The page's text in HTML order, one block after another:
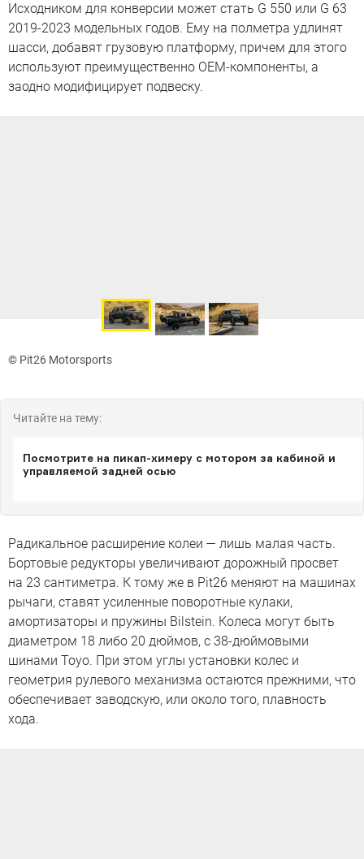
Исходником для конверсии может стать G 550 или G 63
2019-2023 модельных годов. Ему на полметра удлинят
шасси, добавят грузовую платформу, причем для этого
используют преимущественно OEM-компоненты, а
заодно модифицирует подвеску.
© Pit26 Motorsports
Читайте на тему:
Посмотрите на пикап-химеру с мотором за кабиной и
управляемой задней осью
Радикальное расширение колеи — лишь малая часть.
Бортовые редукторы увеличивают дорожный просвет
на 23 сантиметра. К тому же в Pit26 меняют на машинах
рычаги, ставят усиленные поворотные кулаки,
амортизаторы и пружины Bilstein. Колеса могут быть
диаметром 18 либо 20 дюймов, с 38-дюймовыми
шинами Toyo. При этом углы установки колес и
геометрия рулевого механизма остаются прежними, что
обеспечивает заводскую, или около того, плавность
хода.